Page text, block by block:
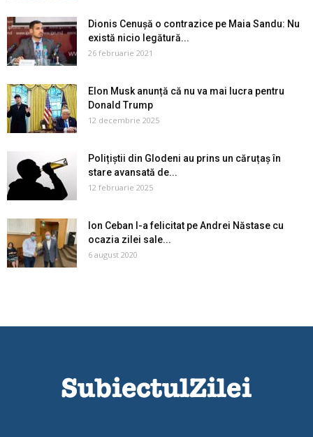
Dionis Cenușă o contrazice pe Maia Sandu: Nu
există nicio legătură...
26 februarie 2021
Elon Musk anunță că nu va mai lucra pentru
Donald Trump
12 decembrie 2025
Polițiștii din Glodeni au prins un căruțaș în
stare avansată de...
12 februarie 2025
Ion Ceban l-a felicitat pe Andrei Năstase cu
ocazia zilei sale...
6 august 2020